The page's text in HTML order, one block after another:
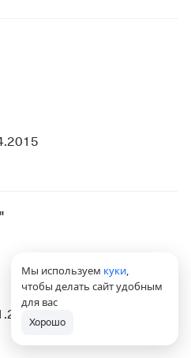
Мы используем куки,
чтобы делать сайт удобным
для вас
Хорошо